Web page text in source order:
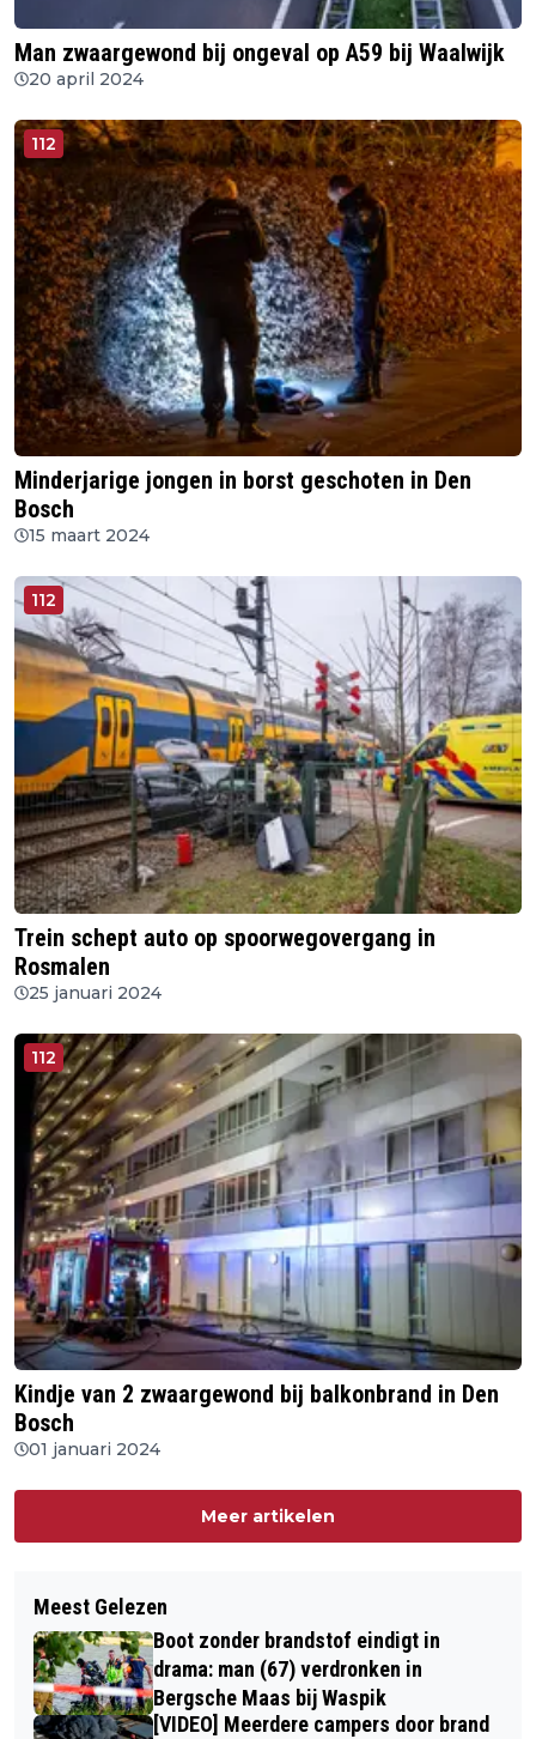
Man zwaargewond bij ongeval op A59 bij Waalwijk
20 april 2024
112
Minderjarige jongen in borst geschoten in Den
Bosch
15 maart 2024
112
Trein schept auto op spoorwegovergang in
Rosmalen
25 januari 2024
112
Kindje van 2 zwaargewond bij balkonbrand in Den
Bosch
01 januari 2024
Meer artikelen
Meest Gelezen
Boot zonder brandstof eindigt in
drama: man (67) verdronken in
Bergsche Maas bij Waspik
[VIDEO] Meerdere campers door brand